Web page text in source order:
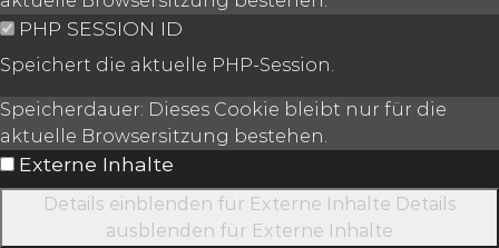
PHP SESSION ID
Speichert die aktuelle PHP-Session.
Speicherdauer: Dieses Cookie bleibt nur für die
aktuelle Browsersitzung bestehen.
Externe Inhalte
Details einblenden für Externe Inhalte Details
ausblenden für Externe Inhalte